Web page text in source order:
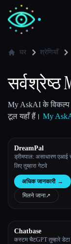
✍️
💻डेवलपर्स
ब्लॉग
सभी श्रेणियाँ
घर श्रेणियाँ
सर्वश्रेष्ठ
My AskAI के विकल्प
टूल यहाँ हैं। My
DreamPal
ड्रीमपाल: असाधारण एआई
लिए तुम्हारा गेटवे
अधिक जानकारी →
मिलने जाना↗︎
Chatbase
कस्टम चैटGPT तुम्हारे डेटा